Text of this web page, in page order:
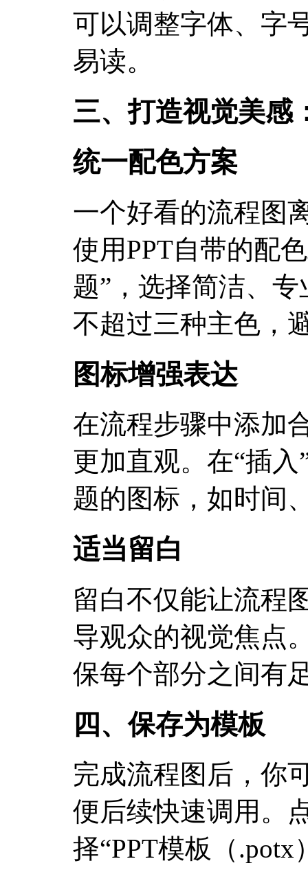
可以调整字体、字
易读。
三、打造视觉美感
统一配色方案
一个好看的流程图
使用PPT自带的配
题”，选择简洁、
不超过三种主色，
图标增强表达
在流程步骤中添加
更加直观。在“插入
题的图标，如时间
适当留白
留白不仅能让流程
导观众的视觉焦点
保每个部分之间有
四、保存为模板
完成流程图后，你
便后续快速调用。
择“PPT模板（.potx